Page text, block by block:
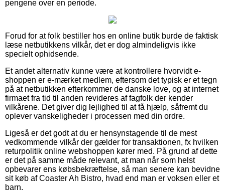
pengene over en periode.
Forud for at folk bestiller hos en online butik burde de faktisk
læse netbutikkens vilkår, det er dog almindeligvis ikke
specielt ophidsende.
Et andet alternativ kunne være at kontrollere hvorvidt e-
shoppen er e-mærket medlem, eftersom det typisk er et tegn
på at netbutikken efterkommer de danske love, og at internet
firmaet fra tid til anden revideres af fagfolk der kender
vilkårene. Det giver dig lejlighed til at få hjælp, såfremt du
oplever vanskeligheder i processen med din ordre.
Ligeså er det godt at du er hensynstagende til de mest
vedkommende vilkår der gælder for transaktionen, fx hvilken
returpolitik online webshoppen kører med. På grund af dette
er det på samme måde relevant, at man når som helst
opbevarer ens købsbekræftelse, så man senere kan bevidne
sit køb af Coaster Ah Bistro, hvad end man er voksen eller et
barn.